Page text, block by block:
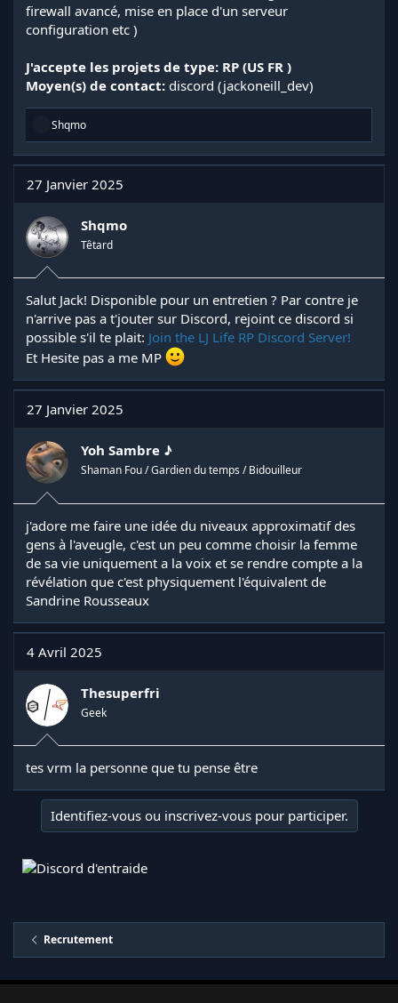
firewall avancé, mise en place d'un serveur
configuration etc )
J'accepte les projets de type: RP (US FR )
Moyen(s) de contact: discord (jackoneill_dev)
R
a
c
t
i
n
s
:
Shqmo
27 Janvier 2025
Shqmo
Têtard
Salut Jack! Disponible pour un entretien ? Par contre je
n'arrive pas a t'jouter sur Discord, rejoint ce discord si
possible s'il te plait: Join the LJ Life RP Discord Server!
Et Hesite pas a me MP
27 Janvier 2025
Yoh Sambre ♪
Shaman Fou / Gardien du temps / Bidouilleur
j'adore me faire une idée du niveaux approximatif des
gens à l'aveugle, c'est un peu comme choisir la femme
de sa vie uniquement a la voix et se rendre compte a la
révélation que c'est physiquement l'équivalent de
Sandrine Rousseaux
4 Avril 2025
Thesuperfri
Geek
tes vrm la personne que tu pense être
Identifiez-vous ou inscrivez-vous pour participer.
Recrutement